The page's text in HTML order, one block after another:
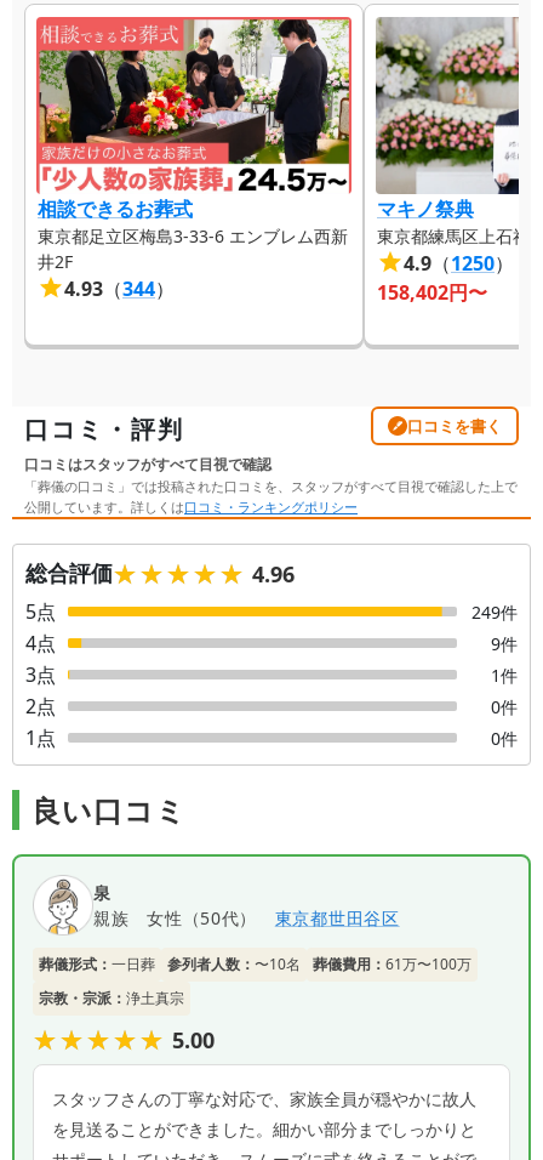
相談できるお葬式
東京都足立区梅島3-33-6 エンブレム西新
井2F
4.93 （344）
マキノ祭典
東京都練馬区上石神
4.9 （1250）
158,402円〜
口コミ・評判 口コミを書く
口コミはスタッフがすべて目視で確認
「葬儀の口コミ」では投稿された口コミを、スタッフがすべて目視で確認した上で
公開しています。詳しくは口コミ・ランキングポリシー
総合評価★★★★★
★★★★★ 4.96
5点 249件
4点 9件
3点 1件
2点 0件
1 点 0件
良い口コミ
泉
親族
女性 （50代） 東京都世田谷区
葬儀形式： 一日葬 参列者人数： 〜10名 葬儀費用： 61万〜100万
宗教・宗派： 浄土真宗
★★★★★
★★★★★ 5.00
スタッフさんの丁寧な対応で、家族全員が穏やかに故人
を見送ることができました。細かい部分までしっかりと